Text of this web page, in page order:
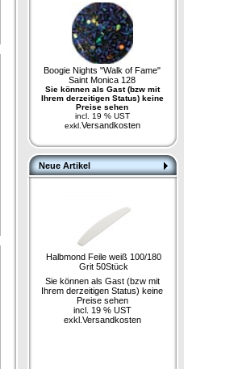
Boogie Nights "Walk of Fame"
Saint Monica 128
Sie können als Gast (bzw mit
Ihrem derzeitigen Status) keine
Preise sehen
incl. 19 % UST
exkl. Versandkosten
Neue Artikel
Halbmond Feile weiß 100/180
Grit 50Stück
Sie können als Gast (bzw mit
Ihrem derzeitigen Status) keine
Preise sehen
incl. 19 % UST
exkl. Versandkosten